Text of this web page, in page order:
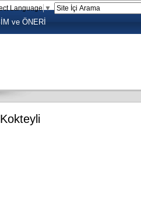
Language ▼
ve ÖNERİ